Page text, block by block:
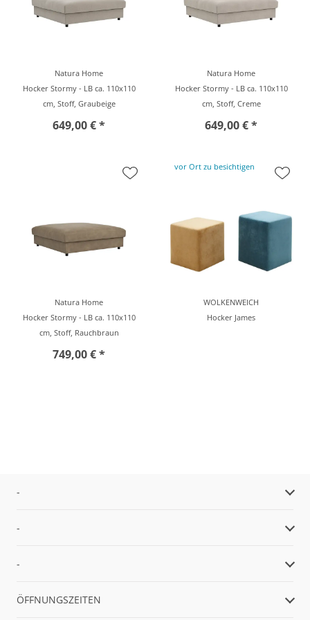
Natura Home
Hocker Stormy - LB ca. 110x110
cm, Stoff, Graubeige
649,00 € *
Natura Home
Hocker Stormy - LB ca. 110x110
cm, Stoff, Creme
649,00 € *
Natura Home
Hocker Stormy - LB ca. 110x110
cm, Stoff, Rauchbraun
749,00 € *
vor Ort zu besichtigen
WOLKENWEICH
Hocker James
-
-
-
ÖFFNUNGSZEITEN